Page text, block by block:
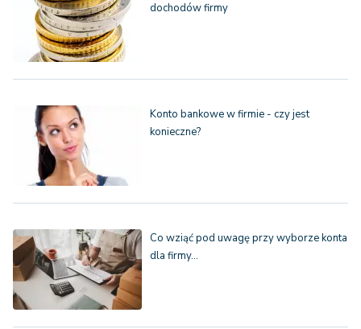
dochodów firmy
Konto bankowe w firmie - czy jest
konieczne?
Co wziąć pod uwagę przy wyborze konta
dla firmy…